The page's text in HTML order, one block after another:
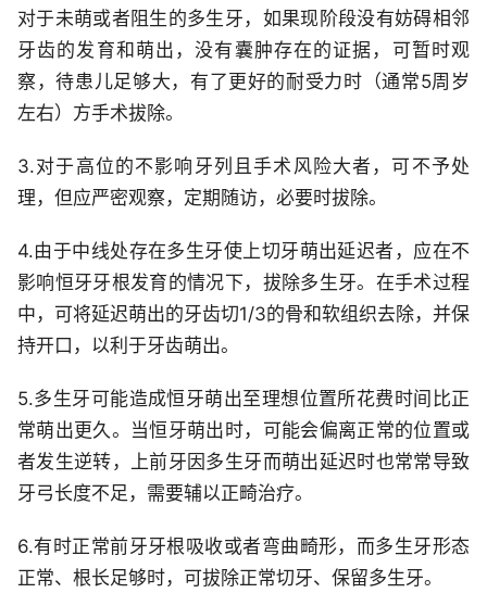
对于未萌或者阻生的多生牙，如果现阶段没有妨碍相邻
牙齿的发育和萌出，没有囊肿存在的证据，可暂时观
察，待患儿足够大，有了更好的耐受力时（通常5周岁
左右）方手术拔除。
3.对于高位的不影响牙列且手术风险大者，可不予处
理，但应严密观察，定期随访，必要时拔除。
4.由于中线处存在多生牙使上切牙萌出延迟者，应在不
影响恒牙牙根发育的情况下，拔除多生牙。在手术过程
中，可将延迟萌出的牙齿切1/3的骨和软组织去除，并保
持开口，以利于牙齿萌出。
5.多生牙可能造成恒牙萌出至理想位置所花费时间比正
常萌出更久。当恒牙萌出时，可能会偏离正常的位置或
者发生逆转，上前牙因多生牙而萌出延迟时也常常导致
牙弓长度不足，需要辅以正畸治疗。
6.有时正常前牙牙根吸收或者弯曲畸形，而多生牙形态
正常、根长足够时，可拔除正常切牙、保留多生牙。